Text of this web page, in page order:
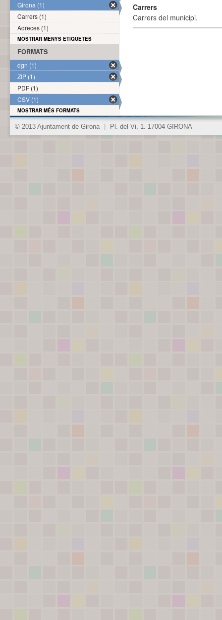
Carrers
Carrers del municipi.
Girona (1)
Carrers (1)
Adreces (1)
MOSTRAR MENYS ETIQUETES
FORMATS
dgn (1)
ZIP (1)
PDF (1)
CSV (1)
MOSTRAR MÉS FORMATS
© 2013 Ajuntament de Girona Pl. del Vi, 1. 17004 GIRONA